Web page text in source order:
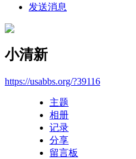
发送消息
小清新
https://usabbs.org/?39116
主题
相册
记录
分享
留言板